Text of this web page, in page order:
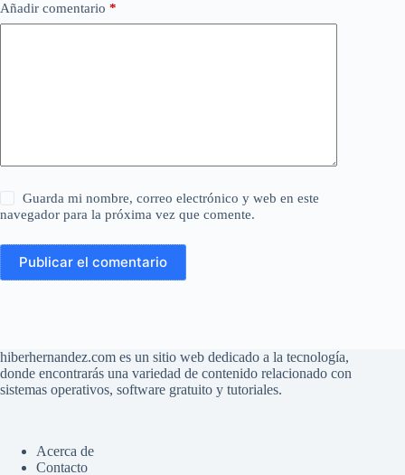
Añadir comentario *
Guarda mi nombre, correo electrónico y web en este
navegador para la próxima vez que comente.
Publicar el comentario
hiberhernandez.com es un sitio web dedicado a la tecnología,
donde encontrarás una variedad de contenido relacionado con
sistemas operativos, software gratuito y tutoriales.
Acerca de
Contacto